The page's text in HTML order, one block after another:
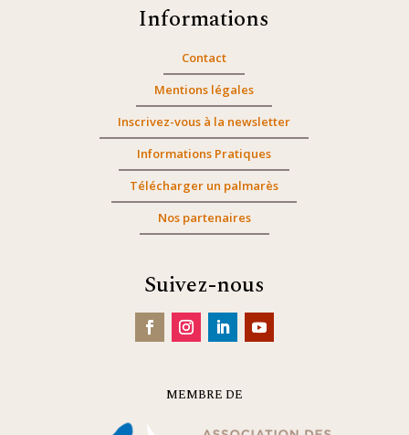
Informations
Contact
Mentions légales
Inscrivez-vous à la newsletter
Informations Pratiques
Télécharger un palmarès
Nos partenaires
Suivez-nous
MEMBRE DE